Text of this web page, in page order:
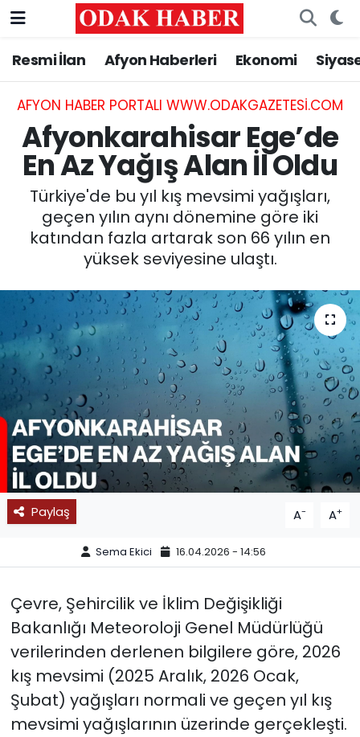
Resmi İlan Afyon Haberleri Ekonomi
AFYON HABER PORTALI WWW.ODAKGAZETESI.COM
Afyonkarahisar Ege’de
En Az Yağış Alan İl Oldu
Türkiye'de bu yıl kış mevsimi yağışları,
geçen yılın aynı dönemine göre iki
katından fazla artarak son 66 yılın en
yüksek seviyesine ulaştı.
Paylaş A- A+
Sema Ekici 16.04.2026 - 14:56
Çevre, Şehircilik ve İklim Değişikliği
Bakanlığı Meteoroloji Genel Müdürlüğü
verilerinden derlenen bilgilere göre, 2026
kış mevsimi (2025 Aralık, 2026 Ocak,
Şubat) yağışları normali ve geçen yıl kış
mevsimi yağışlarının üzerinde gerçekleşti.
AFYONKARAHİSAR HABERLERİ
Resmi İlan
ASAYİŞ
GÜNCEL
SİYASET
EĞİTİM
MAGAZİN
SAĞLIK
SPOR
11:11 MANŞET
Nöbetçi Eczaneler
Hava Durumu
Trafik Durumu
Süper Lig Puan Durumu ve Fikstür
Tüm Manşetler
Son Dakika Haberleri
Haber Arşivi